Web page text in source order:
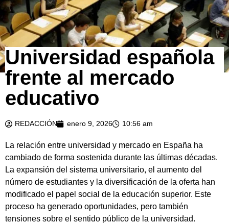
Universidad española
frente al mercado
educativo
REDACCIÓN enero 9, 2026 10:56 am
La relación entre universidad y mercado en España ha
cambiado de forma sostenida durante las últimas décadas.
La expansión del sistema universitario, el aumento del
número de estudiantes y la diversificación de la oferta han
modificado el papel social de la educación superior. Este
proceso ha generado oportunidades, pero también
tensiones sobre el sentido público de la universidad.